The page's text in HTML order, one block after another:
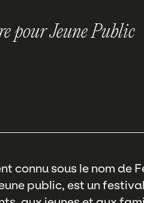
pour Jeune Public
connu sous le nom de
public, est un